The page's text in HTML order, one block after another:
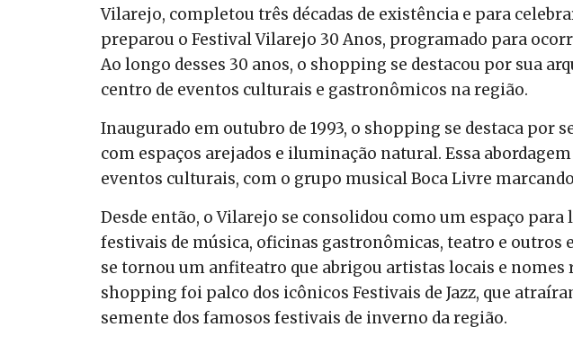
Vilarejo, completou três décadas de existência e para
preparou o Festival Vilarejo 30 Anos, programado para
Ao longo desses 30 anos, o shopping se destacou por sua
centro de eventos culturais e gastronômicos na região.
Inaugurado em outubro de 1993, o shopping se destaca por
com espaços arejados e iluminação natural. Essa
eventos culturais, com o grupo musical Boca Livre
Desde então, o Vilarejo se consolidou como um espaço
festivais de música, oficinas gastronômicas, teatro e outros
se tornou um anfiteatro que abrigou artistas locais e nomes
shopping foi palco dos icônicos Festivais de Jazz, que
semente dos famosos festivais de inverno da região.